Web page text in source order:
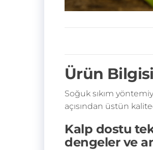
Ürün Bilgisi
Soğuk sıkım
açısından üstün
Kalp dostu
dengeler ve